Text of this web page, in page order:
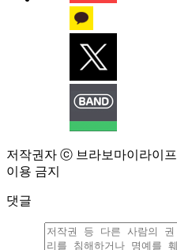
저작권자 ⓒ 브라보마이라이
이용 금지
댓글